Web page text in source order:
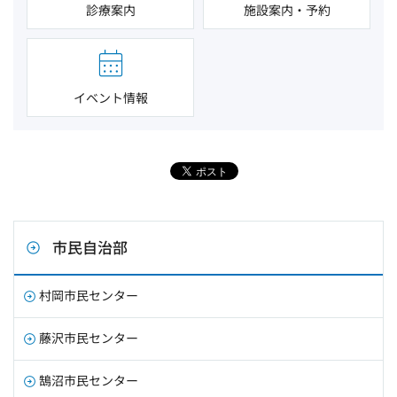
診療案内 施設案内・予約
イベント情報
市民自治部
村岡市民センター
藤沢市民センター
鵠沼市民センター